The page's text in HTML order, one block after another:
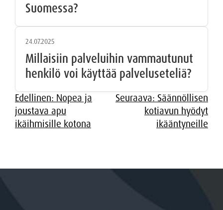
Suomessa?
24.07.2025
Millaisiin palveluihin vammautunut
henkilö voi käyttää palveluseteliä?
Artikkelien
selaus
Edellinen: Nopea ja
joustava apu
ikäihmisille kotona
Seuraava: Säännöllisen
kotiavun hyödyt
ikääntyneille